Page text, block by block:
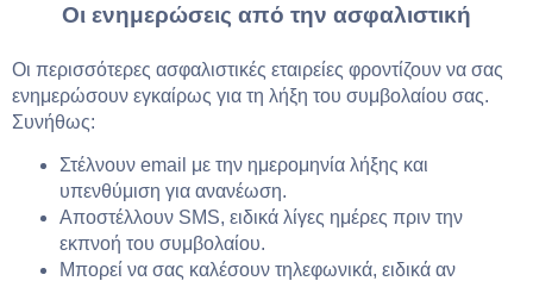
Οι ενημερώσεις από την ασφαλιστική
Οι περισσότερες ασφαλιστικές εταιρείες φροντίζουν να σας
ενημερώσουν εγκαίρως για τη λήξη του συμβολαίου σας.
Συνήθως:
Στέλνουν email με την ημερομηνία λήξης και
υπενθύμιση για ανανέωση.
Αποστέλλουν SMS, ειδικά λίγες ημέρες πριν την
εκπνοή του συμβολαίου.
Μπορεί να σας καλέσουν τηλεφωνικά, ειδικά αν